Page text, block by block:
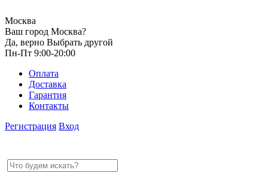
Москва
Ваш город Москва?
Да, верно Выбрать другой
Пн-Пт 9:00-20:00
Оплата
Доставка
Гарантия
Контакты
Регистрация Вход